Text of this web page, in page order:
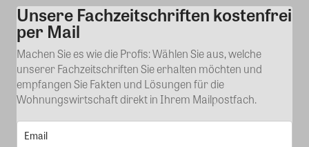
Kommentar
Unsere Fachzeitschriften kostenfrei
per Mail
Machen Sie es wie die Profis: Wählen Sie aus, welche
unserer Fachzeitschriften Sie erhalten möchten und
empfangen Sie Fakten und Lösungen für die
Wohnungswirtschaft direkt in Ihrem Mailpostfach.